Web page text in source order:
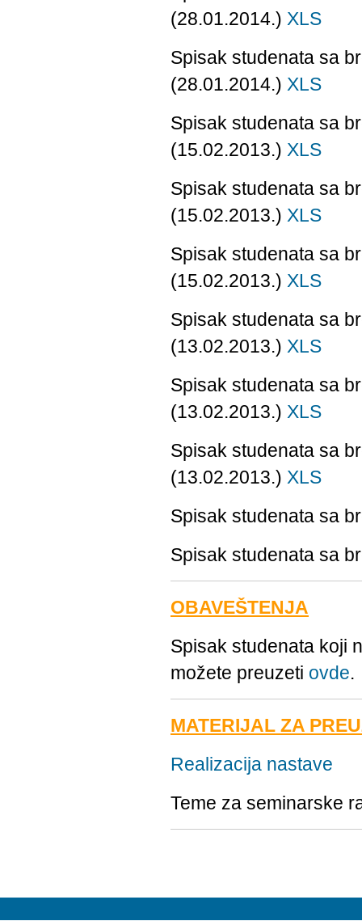
(28.01.2014.) XLS
Spisak studenata sa
(28.01.2014.) XLS
Spisak studenata sa
(15.02.2013.) XLS
Spisak studenata sa
(15.02.2013.) XLS
Spisak studenata sa
(15.02.2013.) XLS
Spisak studenata sa
(13.02.2013.) XLS
Spisak studenata sa
(13.02.2013.) XLS
Spisak studenata sa
(13.02.2013.) XLS
Spisak studenata sa
Spisak studenata sa
OBAVEŠTENJA
Spisak studenata koji
možete preuzeti ovde.
MATERIJAL ZA
Realizacija nastave
Teme za seminarske